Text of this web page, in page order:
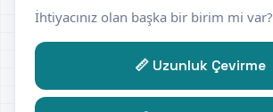
İhtiyacınız olan başka bir birim mi var?
📏 Uzunluk Çevirme